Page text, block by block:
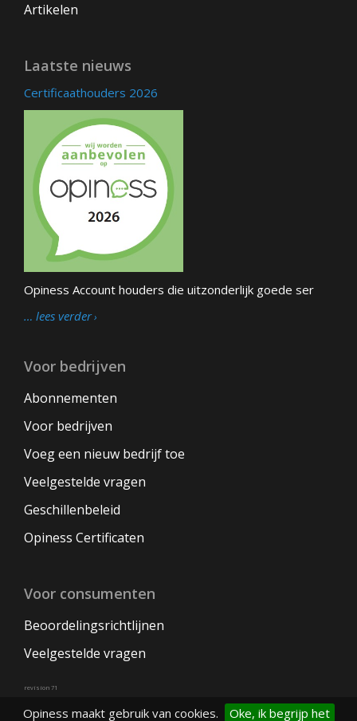
Opiness maakt gebruik van cookies. Oke, ik begrijp het
Artikelen
Laatste nieuws
Certificaathouders 2026
Opiness Account houders die uitzonderlijk goede ser
… lees verder
Voor bedrijven
Abonnementen
Voor bedrijven
Voeg een nieuw bedrijf toe
Veelgestelde vragen
Geschillenbeleid
Opiness Certificaten
Voor consumenten
Beoordelingsrichtlijnen
Veelgestelde vragen
revision 71